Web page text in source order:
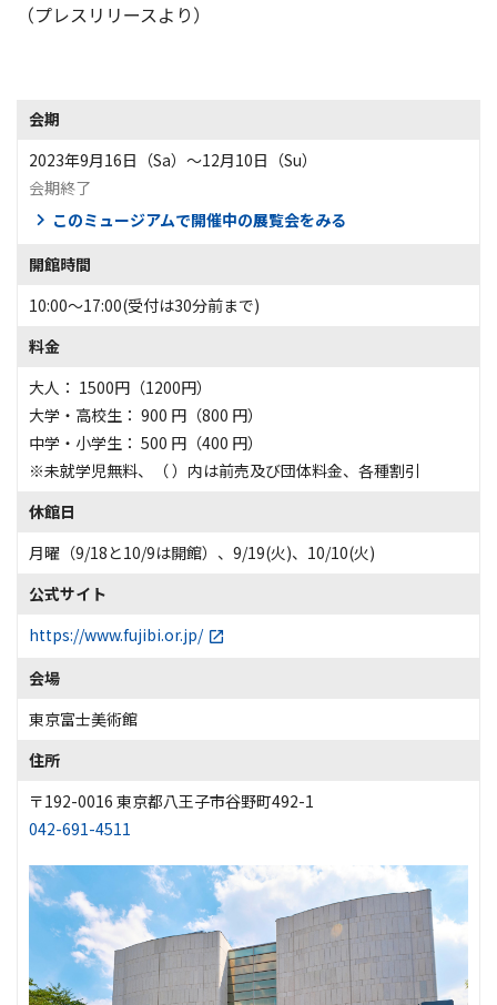
（プレスリリースより）
会期
2023年9月16日（Sa）〜12月10日（Su）
会期終了
このミュージアムで開催中の展覧会をみる
開館時間
10:00～17:00(受付は30分前まで)
料金
大人： 1500円（1200円）
大学・高校生： 900 円（800 円）
中学・小学生： 500 円（400 円）
※未就学児無料、（ ）内は前売及び団体料金、各種割引
休館日
月曜（9/18と10/9は開館）、9/19(火)、10/10(火)
公式サイト
https://www.fujibi.or.jp/
会場
東京富士美術館
住所
〒192-0016 東京都八王子市谷野町492-1
042-691-4511